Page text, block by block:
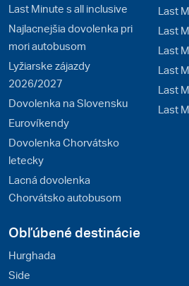
Last Minute s all inclusive
Najlacnejšia dovolenka pri
mori autobusom
Lyžiarske zájazdy
2026/2027
Dovolenka na Slovensku
Eurovíkendy
Dovolenka Chorvátsko
letecky
Lacná dovolenka
Chorvátsko autobusom
Last
Last
Last
Last
Last
Last
Obľúbené destinácie
Hurghada
Side